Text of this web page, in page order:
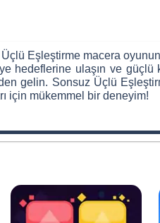
Eşleştirme macera
hedeflerine ulaşın ve
gelin. Sonsuz Üçlü
için mükemmel bir deneyim!